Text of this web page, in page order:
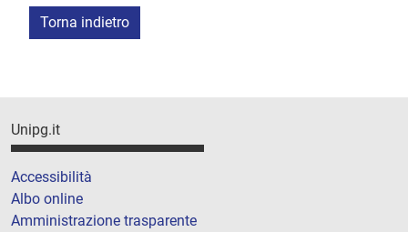
Torna indietro
Unipg.it
Accessibilità
Albo online
Amministrazione trasparente